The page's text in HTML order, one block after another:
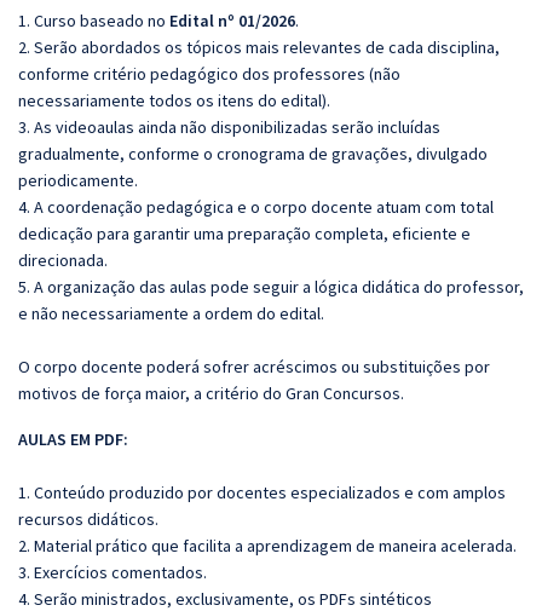
1. Curso baseado no Edital nº 01/2026.
2. Serão abordados os tópicos mais relevantes de cada disciplina,
conforme critério pedagógico dos professores (não
necessariamente todos os itens do edital).
3. As videoaulas ainda não disponibilizadas serão incluídas
gradualmente, conforme o cronograma de gravações, divulgado
periodicamente.
4. A coordenação pedagógica e o corpo docente atuam com total
dedicação para garantir uma preparação completa, eficiente e
direcionada.
5. A organização das aulas pode seguir a lógica didática do professor,
e não necessariamente a ordem do edital.
O corpo docente poderá sofrer acréscimos ou substituições por
motivos de força maior, a critério do Gran Concursos.
AULAS EM PDF:
1. Conteúdo produzido por docentes especializados e com amplos
recursos didáticos.
2. Material prático que facilita a aprendizagem de maneira acelerada.
3. Exercícios comentados.
4. Serão ministrados, exclusivamente, os PDFs sintéticos